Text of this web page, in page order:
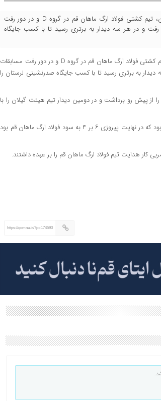
به گزارش پایگاه اطلاع رسانی خبرقم (قم‌نا) به نقل از باشگاه خبرنگاران جوان، تیم کشتی فولاد ارگ ماهان قم در گروه D و در دور رفت
و در هر سه دیدار به برتری رسید تا با کسب جایگاه
به نقل از باشگاه خبرنگاران جوان، تیم کشتی فولاد ارگ ماهان قم در گروه D و در دور رفت مسابقات
به برتری رسید تا با کسب جایگاه صدرنشینی لرستان را
مسابقه خود با نتیجه ۸ بر ۲ آریو برزن بهبهان را از پیش رو برداشت و در دومین دیدار تیم هیئت گیلان را با
سومین رویارویی فرنگی کاران قم مقابل تیم افلاک لرستان میزبان این رقابت‌ها بود که در نهایت پیروزی ۶ بر ۴ به سود فولاد ارگ ماهان قم بود
کار هدایت تیم فولاد ارگ ماهان قم را بر عهده داشتند.
https://qomna.ir/?p=174590